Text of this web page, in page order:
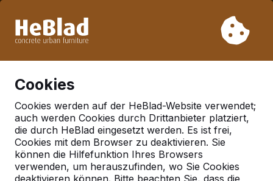
Woche 33 nicht. Bitte berücksichtigen Sie daher längere
Cookies
Cookies werden auf der HeBlad-Website verwendet;
auch werden Cookies durch Drittanbieter platziert,
die durch HeBlad eingesetzt werden. Es ist frei,
Cookies mit dem Browser zu deaktivieren. Sie
können die Hilfefunktion Ihres Browsers
verwenden, um herauszufinden, wo Sie Cookies
deaktivieren können. Bitte beachten Sie, dass die
Deutschland
Referenties in:Velbert